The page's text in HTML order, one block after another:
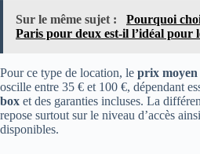
Sur le même sujet :
Pourquoi
Paris pour deux est-il l’idéal pour
Pour ce type de location, le prix moyen
oscille entre 35 € et 100 €, dépendant
box et des garanties incluses. La
repose surtout sur le niveau d’accès
disponibles.